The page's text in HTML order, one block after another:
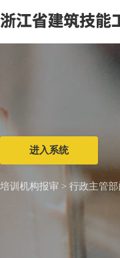
进入系统
培训机构报审 > 行政主管